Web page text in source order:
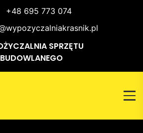
+48 695 773 074
SPRZĘTU
BUDOWLANEGO